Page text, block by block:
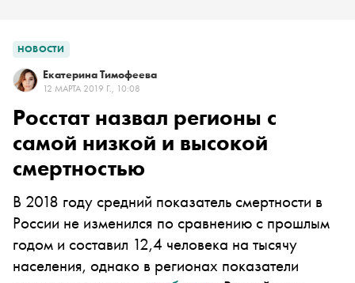
НОВОСТИ
Екатерина Тимофеева
12 МАРТА 2019 Г., 10:08
Росстат назвал регионы с
самой низкой и высокой
смертностью
В 2018 году средний показатель смертности в
России не изменился по сравнению с прошлым
годом и составил 12,4 человека на тысячу
населения, однако в регионах показатели